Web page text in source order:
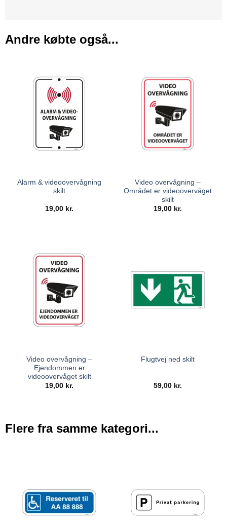
Andre købte også...
Alarm & videoovervågning
skilt
19,00 kr.
Video overvågning –
Området er videoovervåget
skilt
19,00 kr.
Video overvågning –
Ejendommen er
videoovervåget skilt
19,00 kr.
Flugtvej ned skilt
59,00 kr.
Flere fra samme kategori...